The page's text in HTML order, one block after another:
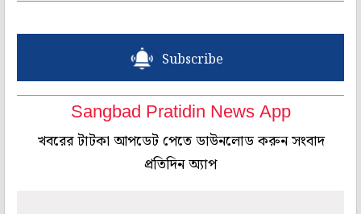
Subscribe
Sangbad Pratidin News App
খবরের টাটকা আপডেট পেতে ডাউনলোড করুন সংবাদ
প্রতিদিন অ্যাপ